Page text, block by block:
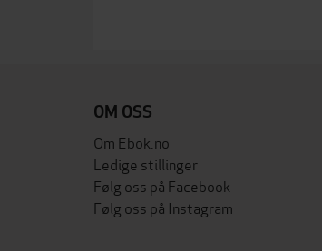
OM OSS
Om Ebok.no
Ledige stillinger
Følg oss på Facebook
Følg oss på Instagram